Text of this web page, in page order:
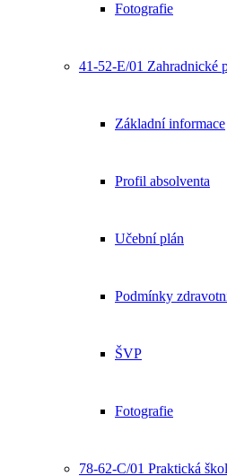
Fotografie
41-52-E/01 Zahradnické
Základní informace
Profil absolventa
Učební plán
Podmínky
ŠVP
Fotografie
78-62-C/01 Praktická